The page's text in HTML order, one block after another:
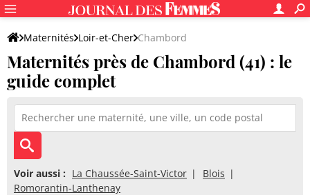
Maternités Loir-et-Cher Chambord
Maternités près de Chambord (41) : le
guide complet
Voir aussi : La Chaussée-Saint-Victor
Blois
Romorantin-Lanthenay